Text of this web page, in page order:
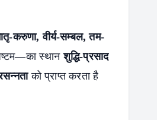
करुणा, वीर्य-सम्बल, तम-
स्थानशुद्धि-प्रसाद
को प्राप्त करता है